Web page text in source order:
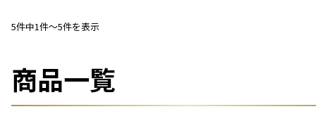
5件中1件〜5件を表示
商品一覧